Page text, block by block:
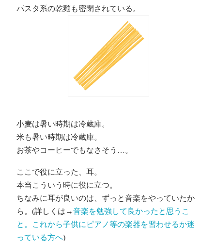
パスタ系の乾麺も密閉されている。
小麦は暑い時期は冷蔵庫。
米も暑い時期は冷蔵庫。
お茶やコーヒーでもなさそう…。
ここで役に立った、耳。
本当こういう時に役に立つ。
ちなみに耳が良いのは、ずっと音楽をやっていたか
ら。(詳しくは→音楽を勉強して良かったと思うこ
と。これから子供にピアノ等の楽器を習わせるか迷
っている方へ)